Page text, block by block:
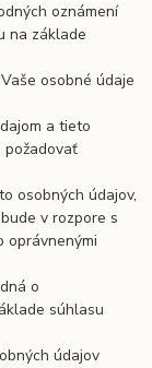
oznámení
na základe
osobné údaje
a tieto
osobných údajov,
v rozpore s
oprávnenými
o
súhlasu
údajov